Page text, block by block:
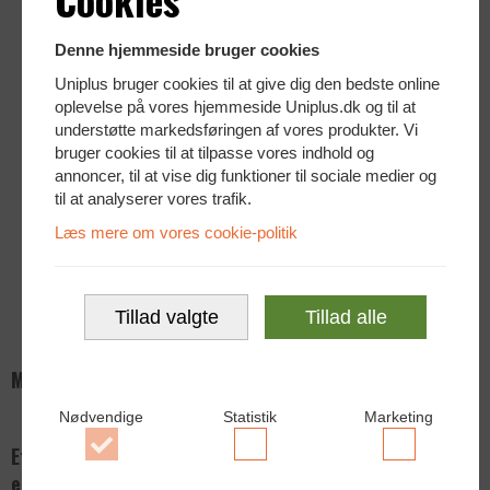
Denne hjemmeside bruger cookies
Uniplus bruger cookies til at give dig den bedste online
oplevelse på vores hjemmeside Uniplus.dk og til at
understøtte markedsføringen af vores produkter. Vi
bruger cookies til at tilpasse vores indhold og
annoncer, til at vise dig funktioner til sociale medier og
til at analyserer vores trafik.
Læs mere om vores cookie-politik
Tillad valgte Tillad alle
Nødvendige Statistik Marketing
Tastatur og mus
Ingen tastatur og mus (kr. 0,00)
WIFI
Ingen WIFI valgt (kr. 0,00)
Ingen ændring (kr. 0,00)
Mere info
Effektiv og driftssikker workstation til
erhverv